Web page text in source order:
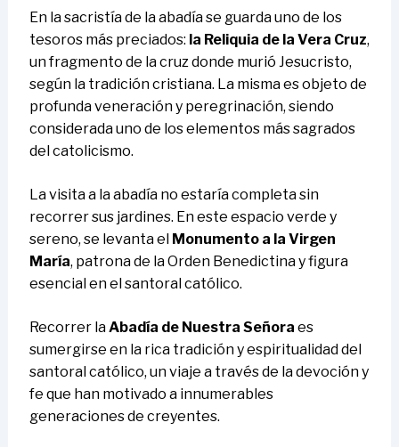
En la sacristía de la abadía se guarda uno de los
tesoros más preciados: la Reliquia de la Vera Cruz,
un fragmento de la cruz donde murió Jesucristo,
según la tradición cristiana. La misma es objeto de
profunda veneración y peregrinación, siendo
considerada uno de los elementos más sagrados
del catolicismo.
La visita a la abadía no estaría completa sin
recorrer sus jardines. En este espacio verde y
sereno, se levanta el Monumento a la Virgen
María, patrona de la Orden Benedictina y figura
esencial en el santoral católico.
Recorrer laAbadía de Nuestra Señora es
sumergirse en la rica tradición y espiritualidad del
santoral católico, un viaje a través de la devoción y
fe que han motivado a innumerables
generaciones de creyentes.